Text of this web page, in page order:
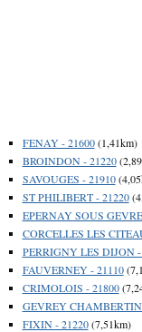
FENAY - 21600(1,41km)
BROINDON - 21220
SAVOUGES - 21910
ST PHILIBERT - 21220
EPERNAY SOUS
CORCELLES LES
PERRIGNY LES DIJON -
FAUVERNEY - 21110
CRIMOLOIS - 21800
GEVREY
FIXIN - 21220(7,51km)